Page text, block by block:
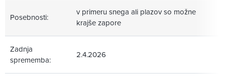
Posebnosti:
v primeru snega ali plazov so možne
krajše zapore
Zadnja
sprememba:
2.4.2026